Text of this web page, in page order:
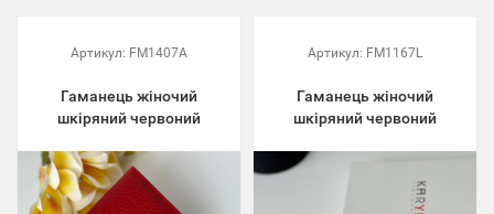
Артикул: FM1407A
Гаманець жіночий
шкіряний червоний
Артикул: FM1167L
Гаманець жіночий
шкіряний червоний